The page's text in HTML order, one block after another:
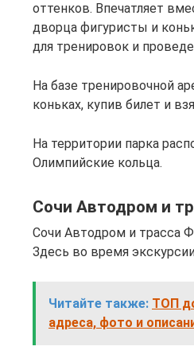
оттенков. Впечатляет
дворца фигуристы и
для тренировок и
На базе тренировочной
коньках, купив билет и
На территории парка
Олимпийские кольца.
Сочи Автодром и
Сочи Автодром и трасса
Здесь во время
Читайте также: ТОП
адреса, фото и